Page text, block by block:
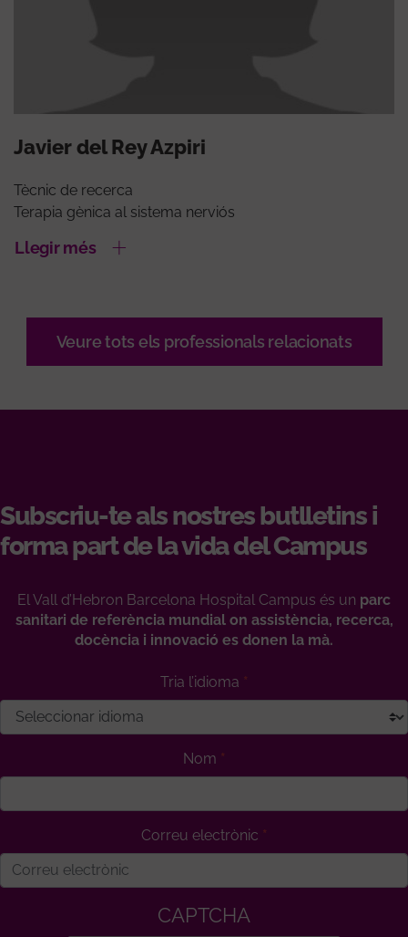
Javier del Rey Azpiri
Tècnic de recerca
Terapia gènica al sistema nerviós
Llegir més
Veure tots els professionals relacionats
Subscriu-te als nostres butlletins i
forma part de la vida del Campus
El Vall d’Hebron Barcelona Hospital Campus és un parc
sanitari de referència mundial on assistència, recerca,
docència i innovació es donen la mà.
Tria l’idioma
Nom
Correu electrònic
CAPTCHA